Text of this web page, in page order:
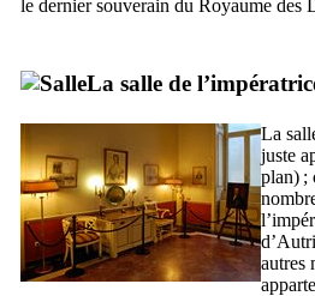
le dernier souverain du Royaume des
La salle de
La
juste
plan) ;
autres